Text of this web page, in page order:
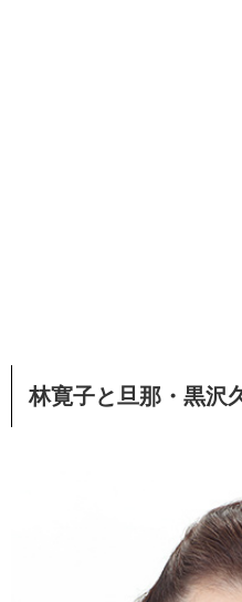
林寛子と旦那・黒沢